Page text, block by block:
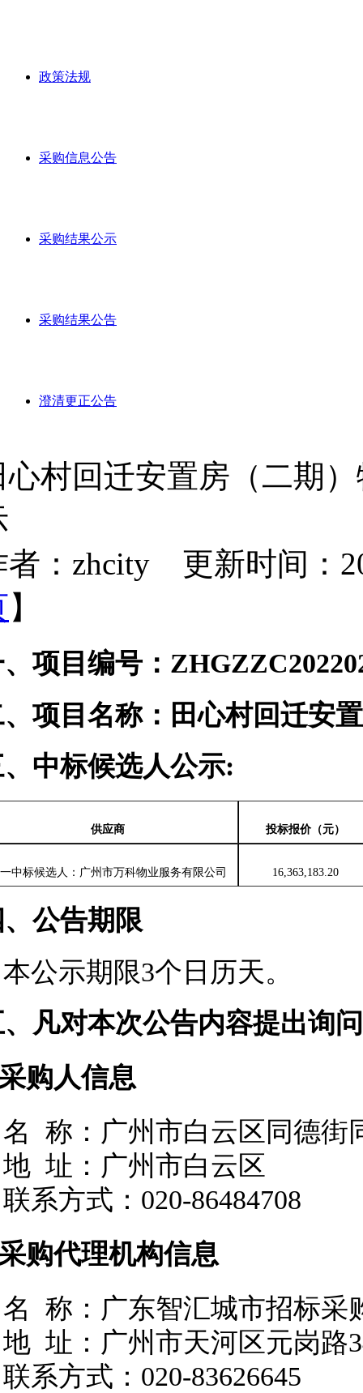
政策法规
采购信息公告
采购结果公示
采购结果公告
澄清更正公告
心村回迁安置房（二期
者：zhcity 更新时间：
】
项目编号：
项目名称： 田心村回迁安
中标候选人公示:
供应商 投标报价（元）
中标候选人：广州市万科物业服务有限公司 16,363,183.20
、公告期限
本公示期限3个日历天。
、凡对本次公告内容提出询
购人信息
名
称：广州市白云区同德街
地 址：广州市白云区
联系方式： 020-86484708
购代理机构信息
名
称：广东智汇城市招标采
地 址：广州市天河区元岗路
联系方式： 020-83626645